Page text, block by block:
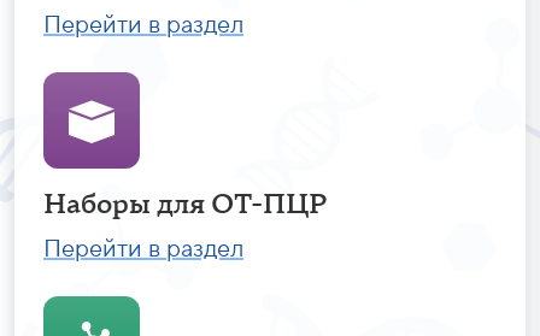
Перейти в раздел
Наборы для ОТ-ПЦР
Перейти в раздел